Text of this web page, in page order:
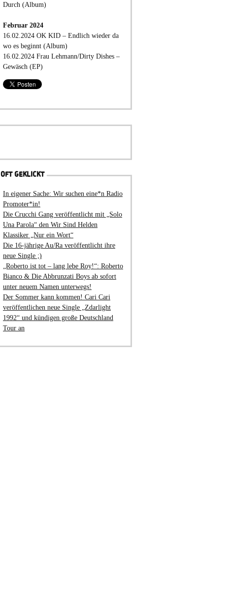
Durch (Album)
Februar 2024
16.02.2024 OK KID – Endlich wieder da
wo es beginnt (Album)
16.02.2024 Frau Lehmann/Dirty Dishes –
Gewäsch (EP)
OFT GEKLICKT
In eigener Sache: Wir suchen eine*n Radio
Promoter*in!
Die Crucchi Gang veröffentlicht mit „Solo
Una Parola“ den Wir Sind Helden
Klassiker „Nur ein Wort“
Die 16-jährige Au/Ra veröffentlicht ihre
neue Single ;)
„Roberto ist tot – lang lebe Roy!“: Roberto
Bianco & Die Abbrunzati Boys ab sofort
unter neuem Namen unterwegs!
Der Sommer kann kommen! Cari Cari
veröffentlichen neue Single „Zdarlight
1992“ und kündigen große Deutschland
Tour an